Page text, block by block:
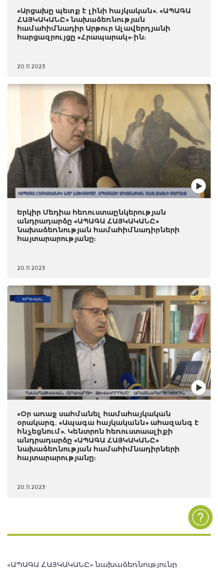
«Արցախը պետք է լինի հայկական». «ԱՊԱԳԱ
ՀԱՅԿԱԿԱՆԸ» նախաձեռնության
համահիմնադիր Արթուր Ալավերդյանի
հարցազրույցը «Հրապարակ»-ին:
20.11.2023
Երկիր Մեդիա հեռուստաընկերության
անդրադարձը «ԱՊԱԳԱ ՀԱՅԿԱԿԱՆԸ»
նախաձեռնության համահիմնադիրների
հայտարարությանը:
20.11.2023
«Օր առաջ սահմանել համահայկական
օրակարգ. «Ապագա հայկականն» ահազանգ է
հնչեցնում». Կենտրոն հեռուստաալիքի
անդրադարձը «ԱՊԱԳԱ ՀԱՅԿԱԿԱՆԸ»
նախաձեռնության համահիմնադիրների
հայտարարությանը:
20.11.2023
«ԱՊԱԳԱ ՀԱՅԿԱԿԱՆԸ» նախաձեռնությունը